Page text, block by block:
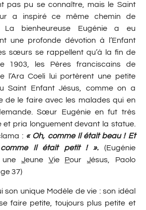
pas pu se connaître, mais le Saint
a inspiré ce même chemin de
La bienheureuse Eugénie a eu
une profonde dévotion à l’Enfant
sœurs se rappellent qu’à la fin de
1903, les Pères franciscains de
l’Ara Coeli lui portèrent une petite
Saint Enfant Jésus, comme on a
de le faire avec les malades qui en
Sœur Eugénie en fut très
et pria longuement devant la statue.
: « Oh, comme Il était beau ! Et
comme Il était petit ! ». (Eugénie
une Jeune Vie Pour Jésus, Paolo
37)
son unique Modèle de vie : son idéal
faire petite, toujours plus petite et